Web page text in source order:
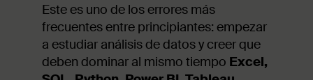
Este es uno de los errores más
frecuentes entre principiantes: empezar
a estudiar análisis de datos y creer que
deben dominar al mismo tiempo Excel,